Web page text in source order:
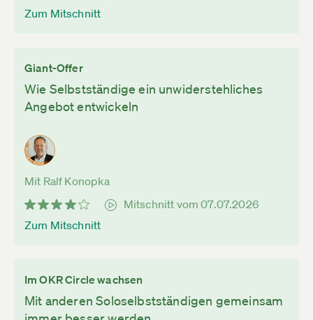
Zum Mitschnitt
Giant-Offer
Wie Selbstständige ein unwiderstehliches
Angebot entwickeln
Mit Ralf Konopka
Mitschnitt vom 07.07.2026
Zum Mitschnitt
Im OKR Circle wachsen
Mit anderen Soloselbstständigen gemeinsam